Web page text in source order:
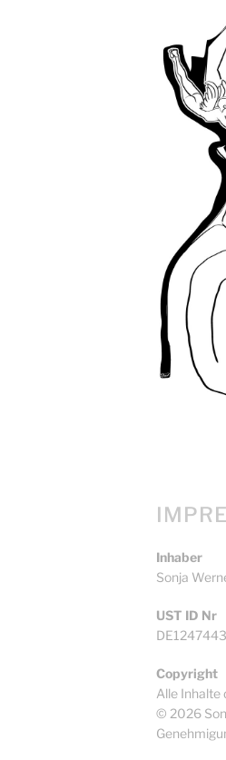
Inhaber
Sonja
UST ID Nr
Copyright
Alle Inhalte
© 2026